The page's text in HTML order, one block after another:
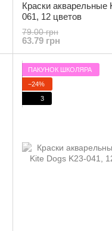
Краски акварельные
061, 12 цветов
79.00 грн
63.79 грн
ПАКУНОК ШКОЛЯРА
−24%
3